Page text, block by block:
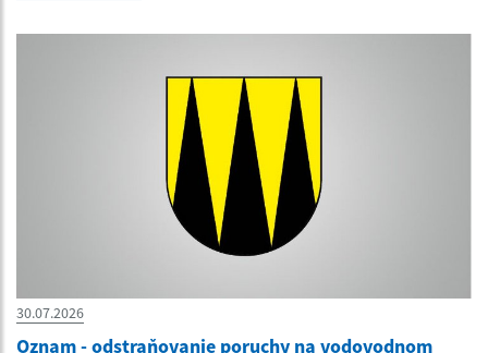
30.07.2026
Oznam - odstraňovanie poruchy na vodovodnom